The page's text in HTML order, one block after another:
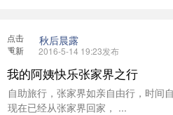
点击
重新
秋后晨露
2016-5-14 19:23发布
我的阿姨快乐张家界之行
自助旅行，张家界如亲自由行，时间
现在已经从张家界回家， ...